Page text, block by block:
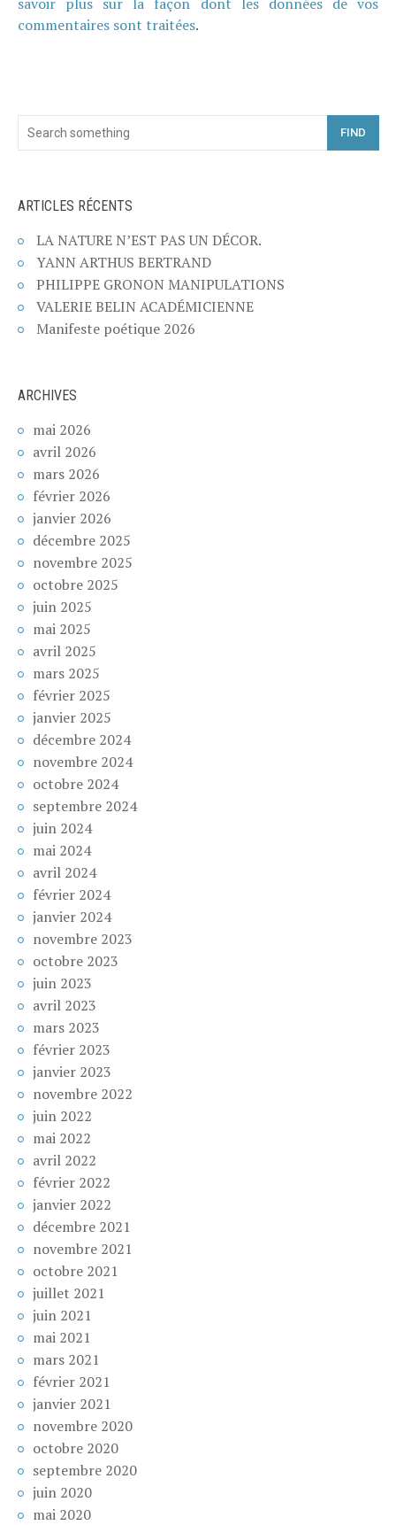
commentaires sont traitées.
FIND
ARTICLES RÉCENTS
LA NATURE N’EST PAS UN DÉCOR.
YANN ARTHUS BERTRAND
PHILIPPE GRONON MANIPULATIONS
VALERIE BELIN ACADÉMICIENNE
Manifeste poétique 2026
ARCHIVES
mai 2026
avril 2026
mars 2026
février 2026
janvier 2026
décembre 2025
novembre 2025
octobre 2025
juin 2025
mai 2025
avril 2025
mars 2025
février 2025
janvier 2025
décembre 2024
novembre 2024
octobre 2024
septembre 2024
juin 2024
mai 2024
avril 2024
février 2024
janvier 2024
novembre 2023
octobre 2023
juin 2023
avril 2023
mars 2023
février 2023
janvier 2023
novembre 2022
juin 2022
mai 2022
avril 2022
février 2022
janvier 2022
décembre 2021
novembre 2021
octobre 2021
juillet 2021
juin 2021
mai 2021
mars 2021
février 2021
janvier 2021
novembre 2020
octobre 2020
septembre 2020
juin 2020
mai 2020